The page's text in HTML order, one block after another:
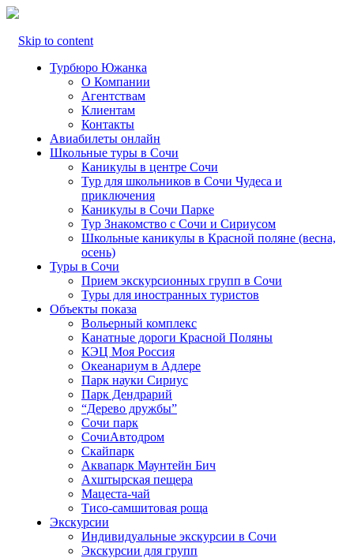
Skip to content
Турбюро Южанка
О Компании
Агентствам
Клиентам
Контакты
Авиабилеты онлайн
Школьные туры в Сочи
Каникулы в центре Сочи
Тур для школьников в Сочи Чудеса и
приключения
Каникулы в Сочи Парке
Тур Знакомство с Сочи и Сириусом
Школьные каникулы в Красной поляне (весна,
осень)
Туры в Сочи
Прием экскурсионных групп в Сочи
Туры для иностранных туристов
Объекты показа
Вольерный комплекс
Канатные дороги Красной Поляны
КЭЦ Моя Россия
Океанариум в Адлере
Парк науки Сириус
Парк Дендрарий
“Дерево дружбы”
Сочи парк
СочиАвтодром
Скайпарк
Аквапарк Маунтейн Бич
Ахштырская пещера
Мацеста-чай
Тисо-самшитовая роща
Экскурсии
Индивидуальные экскурсии в Сочи
Экскурсии для групп